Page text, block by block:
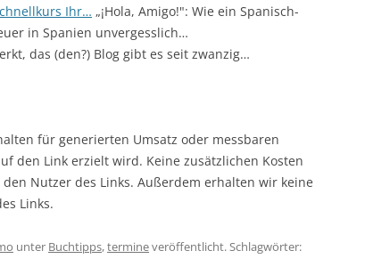
Ihr… „¡Hola, Amigo!": Wie ein Spanisch-
in Spanien unvergesslich…
das (den?) Blog gibt es seit zwanzig…
für generierten Umsatz oder messbaren
den Link erzielt wird. Keine zusätzlichen Kosten
Nutzer des Links. Außerdem erhalten wir keine
Links.
unter Buchtipps,termineveröffentlicht. Schlagwörter: